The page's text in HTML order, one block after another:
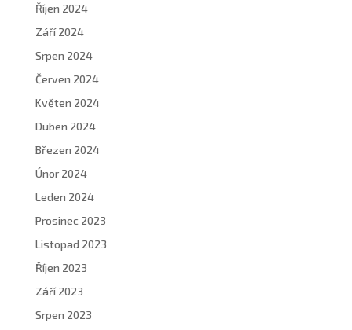
Říjen 2024
Září 2024
Srpen 2024
Červen 2024
Květen 2024
Duben 2024
Březen 2024
Únor 2024
Leden 2024
Prosinec 2023
Listopad 2023
Říjen 2023
Září 2023
Srpen 2023